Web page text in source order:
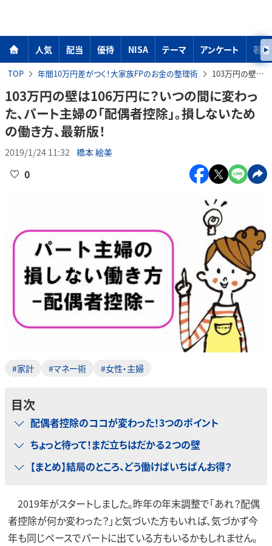
人気 配当 優待 NISA テーマ アンケート 著者
TOP 年間10万円差がつく！大家族FPのお金の整理術 103万円の壁は106万円に？いつの間に変わった、パート主婦の「配偶者控除」。損しないための働き方、最新版！
103万円の壁は106万円に？いつの間に変わっ
た、パート主婦の「配偶者控除」。損しないため
の働き方、最新版！
2019/1/24 11:32 橋本 絵美
0
#家計 #マネー術 #女性・主婦
目次
配偶者控除のココが変わった！3つのポイント
ちょっと待って！まだ立ちはだかる２つの壁
【まとめ】結局のところ、どう働けばいちばんお得？
2019年がスタートしました。昨年の年末調整で「あれ？配偶
者控除が何か変わった？」と気づいた方もいれば、気づかず今
年も同じペースでパートに出ている方もいるかもしれません。